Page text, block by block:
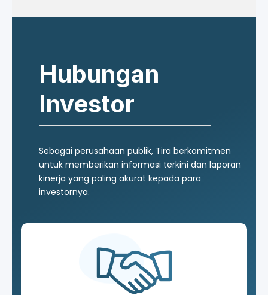
Hubungan
Investor
Sebagai perusahaan publik, Tira berkomitmen
untuk memberikan informasi terkini dan laporan
kinerja yang paling akurat kepada para
investornya.